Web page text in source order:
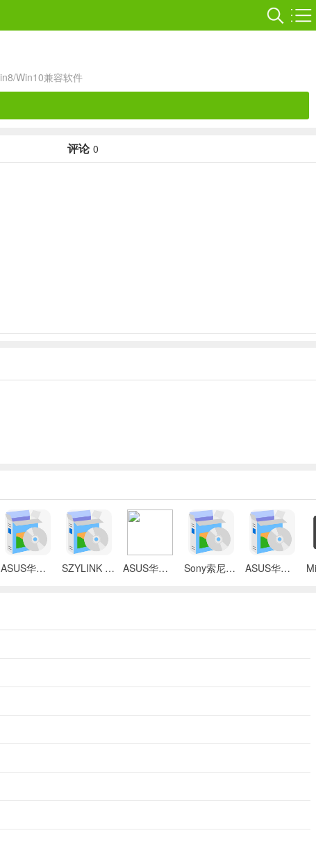
Win10兼容软件
评论 0
ASUS华硕 X87Q笔记本 无线网络控制器应用程序 SZYLINK CDMA_CARD 1501A无线上网卡 ASUS华硕 G50V笔记本电脑无线网卡驱动 Sony索尼VGN-P3系列笔记本Intel无线网卡驱动 ASUS华硕S2Ne笔记本电脑主板BIOS